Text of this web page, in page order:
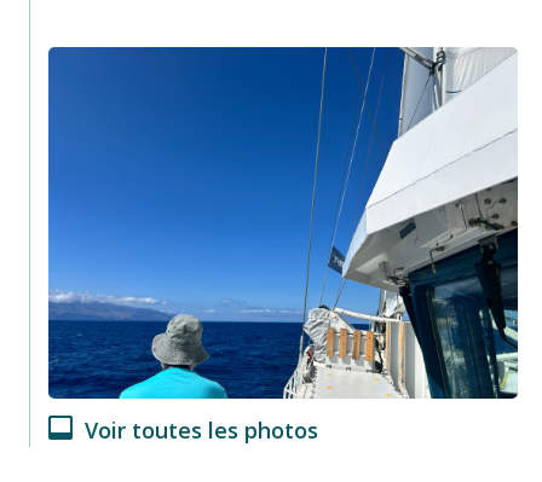
Voir toutes les photos